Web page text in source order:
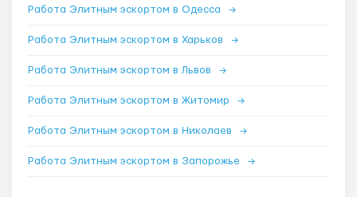
Работа Элитным эскортом в Одесса →
Работа Элитным эскортом в Харьков →
Работа Элитным эскортом в Львов →
Работа Элитным эскортом в Житомир →
Работа Элитным эскортом в Николаев →
Работа Элитным эскортом в Запорожье →